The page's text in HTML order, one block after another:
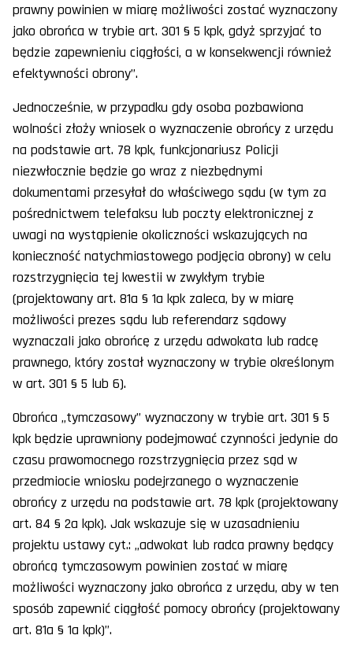
prawny powinien w miarę możliwości zostać wyznaczony
jako obrońca w trybie art. 301 § 5 kpk, gdyż sprzyjać to
będzie zapewnieniu ciągłości, a w konsekwencji również
efektywności obrony”.
Jednocześnie, w przypadku gdy osoba pozbawiona
wolności złoży wniosek o wyznaczenie obrońcy z urzędu
na podstawie art. 78 kpk, funkcjonariusz Policji
niezwłocznie będzie go wraz z niezbędnymi
dokumentami przesyłał do właściwego sądu (w tym za
pośrednictwem telefaksu lub poczty elektronicznej z
uwagi na wystąpienie okoliczności wskazujących na
konieczność natychmiastowego podjęcia obrony) w celu
rozstrzygnięcia tej kwestii w zwykłym trybie
(projektowany art. 81a § 1a kpk zaleca, by w miarę
możliwości prezes sądu lub referendarz sądowy
wyznaczali jako obrońcę z urzędu adwokata lub radcę
prawnego, który został wyznaczony w trybie określonym
w art. 301 § 5 lub 6).
Obrońca „tymczasowy” wyznaczony w trybie art. 301 § 5
kpk będzie uprawniony podejmować czynności jedynie do
czasu prawomocnego rozstrzygnięcia przez sąd w
przedmiocie wniosku podejrzanego o wyznaczenie
obrońcy z urzędu na podstawie art. 78 kpk (projektowany
art. 84 § 2a kpk). Jak wskazuje się w uzasadnieniu
projektu ustawy cyt.: „adwokat lub radca prawny będący
obrońcą tymczasowym powinien zostać w miarę
możliwości wyznaczony jako obrońca z urzędu, aby w ten
sposób zapewnić ciągłość pomocy obrońcy (projektowany
art. 81a § 1a kpk)”.